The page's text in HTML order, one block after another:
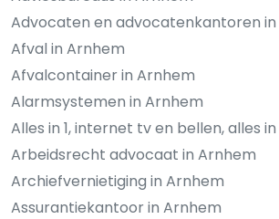
Advocaten en advocatenkantoren
Afval in Arnhem
Afvalcontainer in Arnhem
Alarmsystemen in Arnhem
Alles in 1, internet tv en bellen, alles
Arbeidsrecht advocaat in Arnhem
Archiefvernietiging in Arnhem
Assurantiekantoor in Arnhem